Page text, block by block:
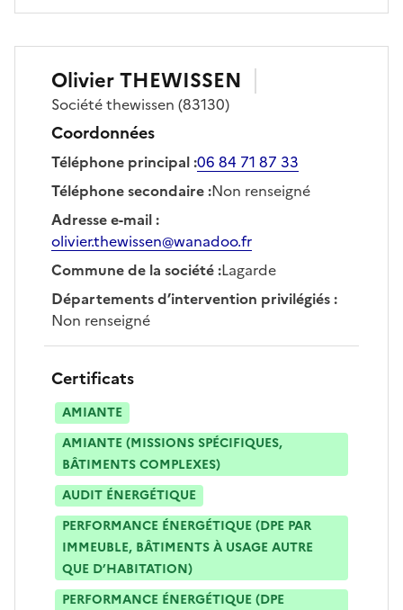
OlivierTHEWISSEN
Sociététhewissen (83130)
Coordonnées
Téléphone principal:06 84 71 87 33
Téléphone secondaire:Non renseigné
Adresse e-mail:
olivier.thewissen@wanadoo.fr
Commune de la société:Lagarde
Départements d’intervention privilégiés:
Non renseigné
Certificats
AMIANTE
AMIANTE (MISSIONS SPÉCIFIQUES,
BÂTIMENTS COMPLEXES)
AUDIT ÉNERGÉTIQUE
PERFORMANCE ÉNERGÉTIQUE (DPE PAR
IMMEUBLE, BÂTIMENTS À USAGE AUTRE
QUE D’HABITATION)
PERFORMANCE ÉNERGÉTIQUE (DPE